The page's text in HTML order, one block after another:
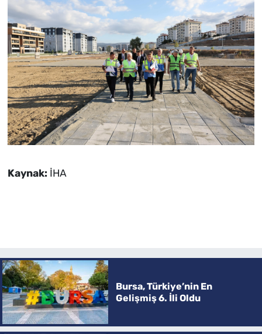
Kaynak: İHA
Bursa, Türkiye’nin En
Gelişmiş 6. İli Oldu